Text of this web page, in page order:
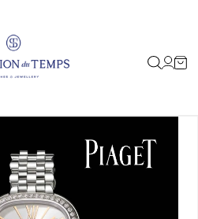
sesión
Carrito